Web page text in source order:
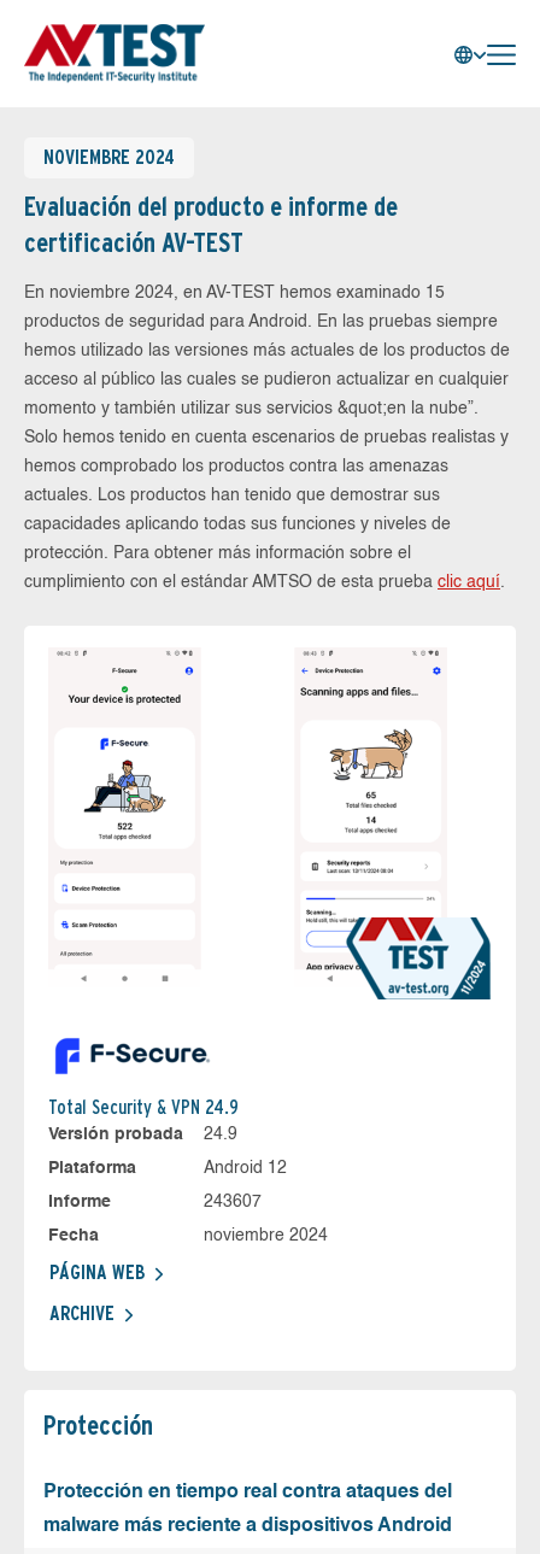
NOVIEMBRE 2024
Evaluación del producto e informe de
certificación AV-TEST
En noviembre 2024, en AV-TEST hemos examinado 15
productos de seguridad para Android. En las pruebas siempre
hemos utilizado las versiones más actuales de los productos de
acceso al público las cuales se pudieron actualizar en cualquier
momento y también utilizar sus servicios &quot;en la nube”.
Solo hemos tenido en cuenta escenarios de pruebas realistas y
hemos comprobado los productos contra las amenazas
actuales. Los productos han tenido que demostrar sus
capacidades aplicando todas sus funciones y niveles de
protección. Para obtener más información sobre el
cumplimiento con el estándar AMTSO de esta prueba clic aquí.
Total Security & VPN 24.9
Versión probada
24.9
Plataforma
Android 12
Informe
243607
Fecha
noviembre 2024
PÁGINA WEB
ARCHIVE
Protección
Protección en tiempo real contra ataques del
malware más reciente a dispositivos Android